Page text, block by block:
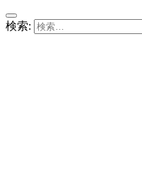
検索: